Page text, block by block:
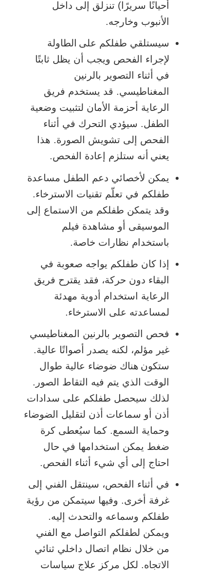
أحيانًا سريرًا) تنزلق إلى داخل
الأنبوب وخارجه.
سيستلقي طفلكم على الطاولة
لإجراء الفحص ويجب أن يظل ثابتًا
في أثناء التصوير بالرنين
المغناطيسي. قد يستخدم فريق
الرعاية أحزمة الأمان لتثبيت وضعية
الطفل. سيؤدي التحرك في أثناء
الفحص إلى تشويش الصورة. هذا
يعني أنه ستلزم إعادة الفحص.
يمكن لأخصائي دعم الطفل مساعدة
طفلكم في تعلّم تقنيات الاسترخاء.
وقد يتمكن طفلكم من الاستماع إلى
الموسيقى أو مشاهدة فيلم
باستخدام نظارات خاصة.
إذا كان طفلكم يواجه صعوبة في
البقاء دون حركة، فقد يقترح فريق
الرعاية استخدام أدوية مهدئة
لمساعدته على الاسترخاء.
فحص التصوير بالرنين المغناطيسي
غير مؤلم، لكنه يصدر أصواتًا عالية.
ستكون هناك ضوضاء عالية طوال
الوقت الذي يتم فيه التقاط الصور.
لذلك سيحصل طفلكم على سدادات
أذن أو سماعات أذن لتقليل الضوضاء
وحماية السمع. كما سيُعطى كرة
ضغط يمكن استخدامها في حال
احتاج إلى أي شيء أثناء الفحص.
في أثناء الفحص، سينتقل الفني إلى
غرفة أخرى. وفيها سيتمكن من رؤية
طفلكم وسماعه والتحدث إليه.
ويمكن لطفلكم التواصل مع الفني
من خلال نظام اتصال داخلي ثنائي
الاتجاه. لكل مركز علاج سياسات